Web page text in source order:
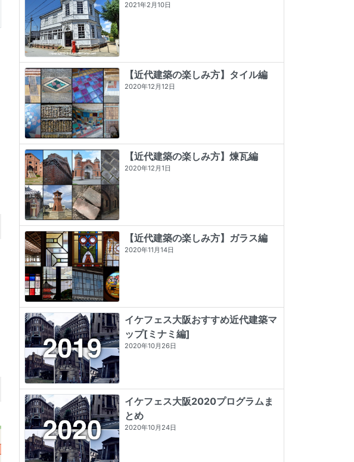
看板建築図鑑
5 (3)
東京店構え マテウシュ・ウルバノヴ
ィチ作品集
★★★★★5 (84)
プレモダン建築巡礼
2021年2月10日
【近代建築の楽しみ方】タイル編
2020年12月12日
【近代建築の楽しみ方】煉瓦編
2020年12月1日
【近代建築の楽しみ方】ガラス編
2020年11月14日
イケフェス大阪おすすめ近代建築マ
ップ[ミナミ編]
2020年10月26日
イケフェス大阪2020プログラムま
とめ
2020年10月24日